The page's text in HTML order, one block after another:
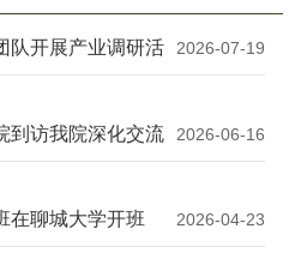
2026-07-19
队开展产业调研活
2026-06-16
到访我院深化交流
2026-04-23
在聊城大学开班